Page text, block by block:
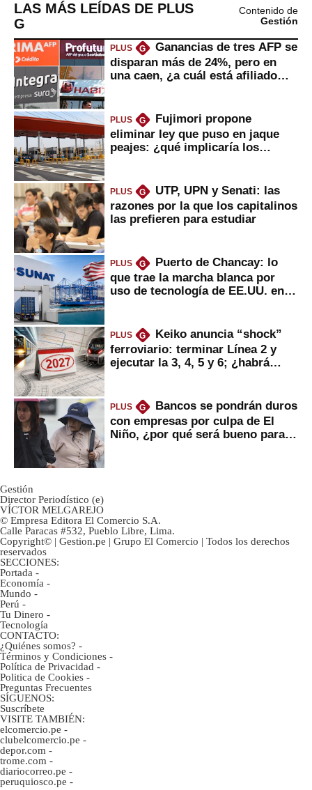
LAS MÁS LEÍDAS DE PLUS
G
Contenido de
Gestión
PLUS G
Ganancias de tres AFP se
disparan más de 24%, pero en
una caen, ¿a cuál está afiliado
PLUS G
Fujimori propone
eliminar ley que puso en jaque
peajes: ¿qué implicaría los
PLUS G
UTP, UPN y Senati: las
razones por la que los capitalinos
las prefieren para estudiar
PLUS G
Puerto de Chancay: lo
que trae la marcha blanca por
uso de tecnología de EE.UU. en
PLUS G
Keiko anuncia “shock”
ferroviario: terminar Línea 2 y
ejecutar la 3, 4, 5 y 6; ¿habrá
PLUS G
Bancos se pondrán duros
con empresas por culpa de El
Niño, ¿por qué será bueno para
Gestión
Director Periodístico (e)
VÍCTOR MELGAREJO
© Empresa Editora El Comercio S.A.
Calle Paracas #532, Pueblo Libre, Lima.
Copyright© | Gestion.pe | Grupo El Comercio | Todos los derechos
reservados
SECCIONES:
Portada -
Economía -
Mundo -
Perú -
Tu Dinero -
Tecnología
CONTACTO:
¿Quiénes somos? -
Términos y Condiciones -
Política de Privacidad -
Politica de Cookies -
Preguntas Frecuentes
SÍGUENOS:
Suscríbete
VISITE TAMBIÉN:
elcomercio.pe -
clubelcomercio.pe -
depor.com -
trome.com -
diariocorreo.pe -
peruquiosco.pe -